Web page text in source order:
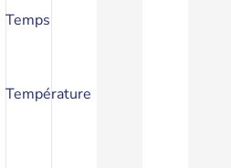
Temps
Température